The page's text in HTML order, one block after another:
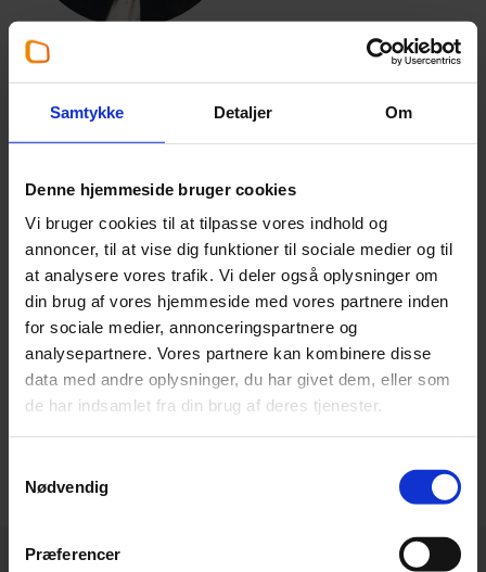
Samtykke Detaljer Om
Denne hjemmeside bruger cookies
Vi bruger cookies til at tilpasse vores indhold og
annoncer, til at vise dig funktioner til sociale medier og til
at analysere vores trafik. Vi deler også oplysninger om
din brug af vores hjemmeside med vores partnere inden
for sociale medier, annonceringspartnere og
analysepartnere. Vores partnere kan kombinere disse
data med andre oplysninger, du har givet dem, eller som
de har indsamlet fra din brug af deres tjenester.
Nødvendig
Præferencer
Maria Gammelgaard Poulsen
Partner,Statsautoriseret revisor
mgh@beierholm.dk
Arbejder her:
Revisor København
Telefon:+45 39 16 76 00
Email:koebenhavn@beierholm.dk
Knud Højgaards Vej 9
DK-2860 Søborg